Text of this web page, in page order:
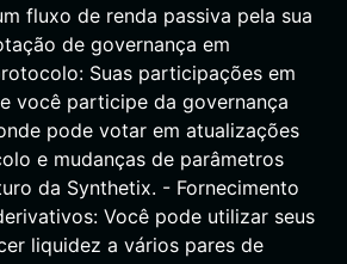
fluxo de renda passiva pela sua
de governança em
Suas participações em
você participe da governança
pode votar em atualizações
e mudanças de parâmetros
da Synthetix. - Fornecimento
Você pode utilizar seus
liquidez a vários pares de